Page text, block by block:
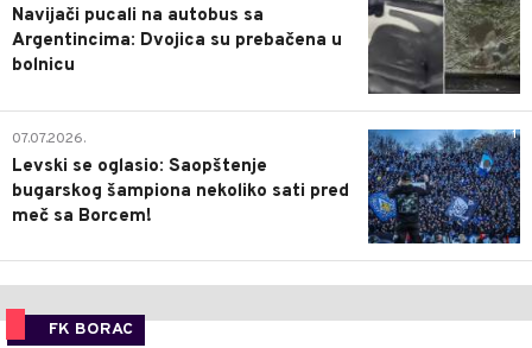
Navijači pucali na autobus sa
Argentincima: Dvojica su prebačena u
bolnicu
1
07.07.2026.
Levski se oglasio: Saopštenje
bugarskog šampiona nekoliko sati pred
meč sa Borcem!
FK BORAC